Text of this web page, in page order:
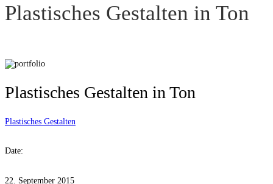
Plastisches Gestalten in Ton
Plastisches Gestalten in Ton
Plastisches Gestalten
Date:
22. September 2015